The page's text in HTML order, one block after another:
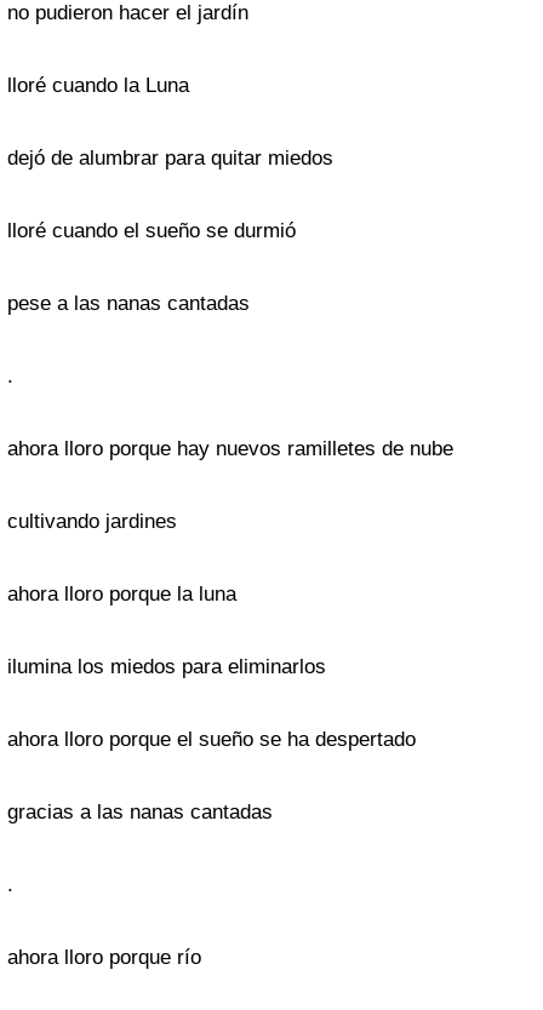
no pudieron hacer el jardín
lloré cuando la Luna
dejó de alumbrar para quitar miedos
lloré cuando el sueño se durmió
pese a las nanas cantadas
.
ahora lloro porque hay nuevos ramilletes de nube
cultivando jardines
ahora lloro porque la luna
ilumina los miedos para eliminarlos
ahora lloro porque el sueño se ha despertado
gracias a las nanas cantadas
.
ahora lloro porque río